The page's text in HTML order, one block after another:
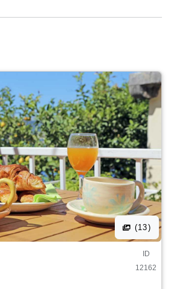
(13)
ID
12162